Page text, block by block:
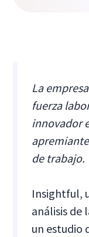
La
fuerza
innovador
de trabajo.
Insightful,
análisis de
un estudio